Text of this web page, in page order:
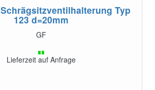
Schrägsitzventilhalterung Typ
123 d=20mm
GF
Lieferzeit auf Anfrage